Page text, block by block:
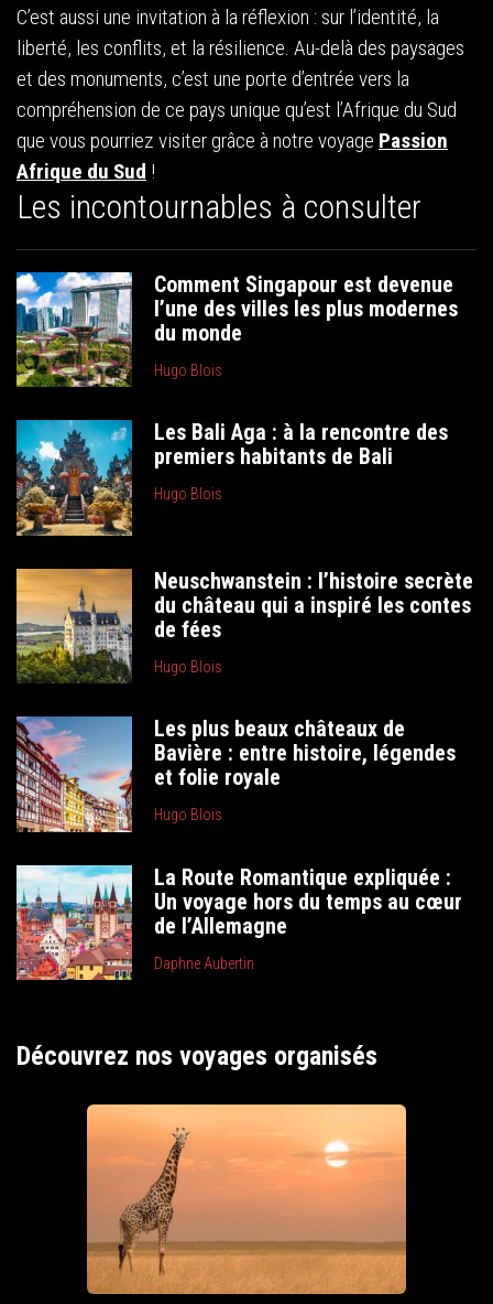
C’est aussi une invitation à la réflexion : sur l’identité, la
liberté, les conflits, et la résilience. Au-delà des paysages
et des monuments, c’est une porte d’entrée vers la
compréhension de ce pays unique qu’est l’Afrique du Sud
que vous pourriez visiter grâce à notre voyage Passion
Afrique du Sud !
Les incontournables à consulter
Comment Singapour est devenue
l’une des villes les plus modernes
du monde
Hugo Blois
Les Bali Aga : à la rencontre des
premiers habitants de Bali
Hugo Blois
Neuschwanstein : l’histoire secrète
du château qui a inspiré les contes
de fées
Hugo Blois
Les plus beaux châteaux de
Bavière : entre histoire, légendes
et folie royale
Hugo Blois
La Route Romantique expliquée :
Un voyage hors du temps au cœur
de l’Allemagne
Daphne Aubertin
Découvrez nos voyages organisés